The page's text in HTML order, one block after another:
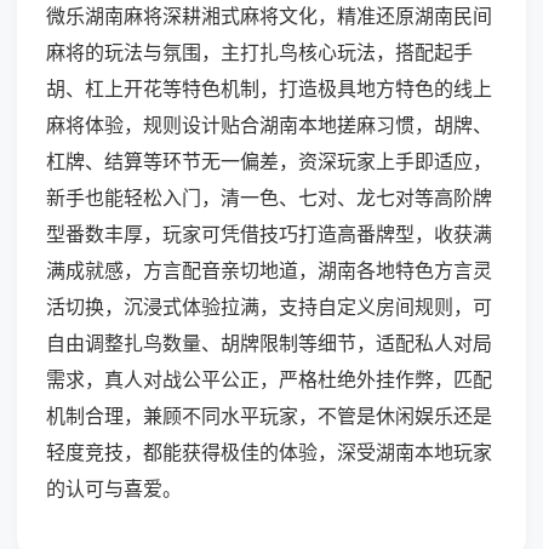
微乐湖南麻将深耕湘式麻将文化，精准还原湖南民间
麻将的玩法与氛围，主打扎鸟核心玩法，搭配起手
胡、杠上开花等特色机制，打造极具地方特色的线上
麻将体验，规则设计贴合湖南本地搓麻习惯，胡牌、
杠牌、结算等环节无一偏差，资深玩家上手即适应，
新手也能轻松入门，清一色、七对、龙七对等高阶牌
型番数丰厚，玩家可凭借技巧打造高番牌型，收获满
满成就感，方言配音亲切地道，湖南各地特色方言灵
活切换，沉浸式体验拉满，支持自定义房间规则，可
自由调整扎鸟数量、胡牌限制等细节，适配私人对局
需求，真人对战公平公正，严格杜绝外挂作弊，匹配
机制合理，兼顾不同水平玩家，不管是休闲娱乐还是
轻度竞技，都能获得极佳的体验，深受湖南本地玩家
的认可与喜爱。